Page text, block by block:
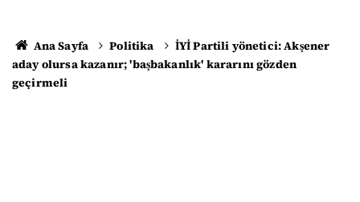
Ana Sayfa Politika
İYİ Partili yönetici: Akşener
aday olursa kazanır; 'başbakanlık' kararını gözden
geçirmeli